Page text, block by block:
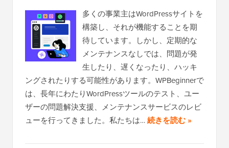
多くの事業主はWordPressサイトを
構築し、それが機能することを期
待しています。しかし、定期的な
メンテナンスなしでは、問題が発
生したり、遅くなったり、ハッキ
ングされたりする可能性があります。WPBeginnerで
は、長年にわたりWordPressツールのテスト、ユー
ザーの問題解決支援、メンテナンスサービスのレビ
ューを行ってきました。私たちは…続きを読む »